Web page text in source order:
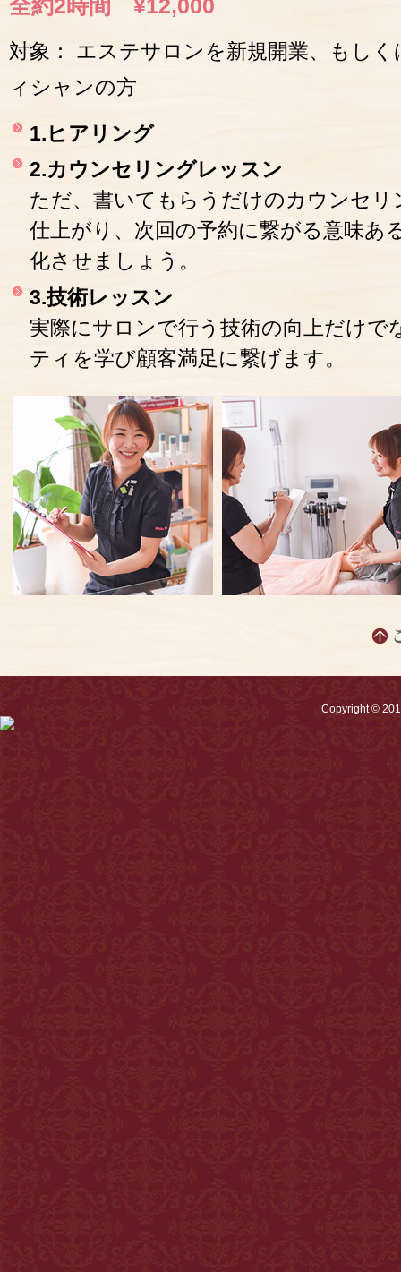
対象： エステサロンを新規開業、もし
ィシャンの方
1.ヒアリング
2.カウンセリングレッスン
ただ、書いてもらうだけのカウンセ
仕上がり、次回の予約に繋がる意味あ
化させましょう。
3.技術レッスン
実際にサロンで行う技術の向上だけで
ティを学び顧客満足に繋げます。
Copyright ©